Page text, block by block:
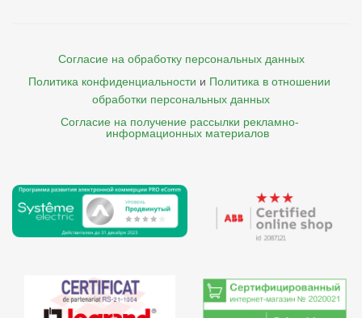
Согласие на обработку персональных данных
Политика конфиденциальности и Политика в отношении
обработки персональных данных
Согласие на получение рассылки рекламно-
    информационных материалов